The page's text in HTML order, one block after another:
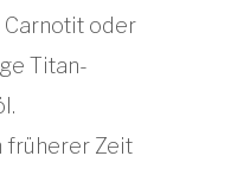
Carnotit oder
Titan-
früherer Zeit